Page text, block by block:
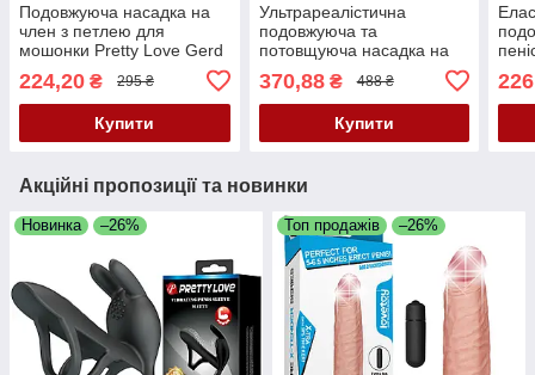
Подовжуюча насадка на
член з петлею для
мошонки Pretty Love Gerd
224,20 ₴ 295 ₴
Купити
Ультрареалістична
подовжуюча та
потовщуюча насадка на
член Pretty Love Adjustable
Penis Sleeve Extender 3"
370,88₴ 488 ₴
Купити
Акційні пропозиції та новинки
Новинка –26% Топ продажів –26%